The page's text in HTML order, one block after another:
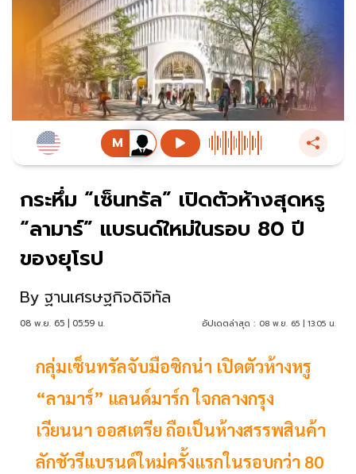
กระหึ่ม “เซ็นทรัล” เปิดตัวห้างสุดหรู
“ลามาร์” แบรนด์ใหม่ในรอบ 80 ปี
ของยุโรป
By ฐานเศรษฐกิจดิจิทัล
08 พ.ย. 65 | 05:59 น. อัปเดตล่าสุด : 08 พ.ย. 65 | 13:05 น.
กลุ่มเซ็นทรัลจับมือซิกน่า เปิดตัวห้างหรู
“ลามาร์” แลนด์มาร์ก ใจกลางกรุง
เวียนนา ออสเตรีย ถือเป็นห้างสรรพสินค้า
ลักชัวรีแบรนด์ใหม่ครั้งแรกในรอบกว่า 80